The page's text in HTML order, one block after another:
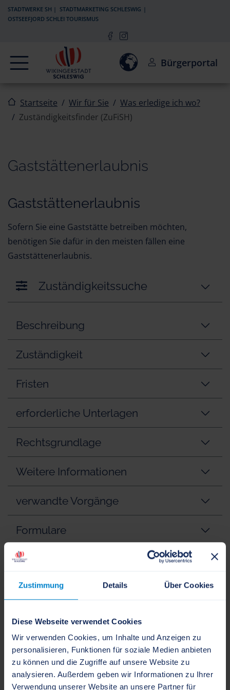
Zustimmung Details Über Cookies
Diese Webseite verwendet Cookies
Wir verwenden Cookies, um Inhalte und Anzeigen zu
personalisieren, Funktionen für soziale Medien anbieten
zu können und die Zugriffe auf unsere Website zu
analysieren. Außerdem geben wir Informationen zu Ihrer
Verwendung unserer Website an unsere Partner für
Zur Navigation springen
Zum Inhalt springen
STADTWERKE SH
STADTMARKETING SCHLESWIG
OSTSEEFJORD SCHLEI TOURISMUS
Navigation Einwilligung zur Aktivierung
Bürgerportal
Startseite Wir für Sie
Was erledige ich wo?
Zuständigkeitsfinder (ZuFiSH)
Gaststättenerlaubnis
Gaststättenerlaubnis
Sofern Sie eine Gaststätte betreiben möchten,
benötigen Sie dafür in den meisten fällen eine
Gaststättenerlaubnis.
Zuständigkeitssuche
Beschreibung
Zuständigkeit
Fristen
erforderliche Unterlagen
Rechtsgrundlage
Weitere Informationen
verwandte Vorgänge
Formulare
Einheitlicher Ansprechpartner
+49 431 530550-0
+49 431 530550-99